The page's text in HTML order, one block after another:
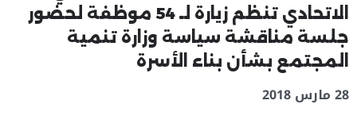
الاتحادي تنظم زيارة لـ 54 موظفة لحضور
جلسة مناقشة سياسة وزارة تنمية
المجتمع بشأن بناء الأسرة
28 مارس 2018